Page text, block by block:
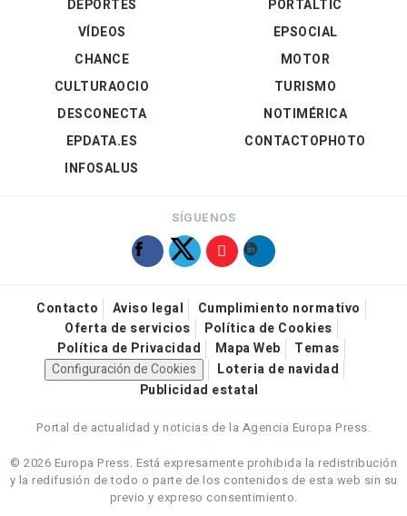
DEPORTES
VÍDEOS
PORTALTIC
EPSOCIAL
CHANCE
CULTURAOCIO
DESCONECTA
EPDATA.ES
INFOSALUS
MOTOR
TURISMO
NOTIMÉRICA
CONTACTOPHOTO
SÍGUENOS
Contacto Aviso legal
Cumplimiento normativo
Oferta de servicios
Política de Cookies
Política de Privacidad
Mapa Web
Temas
Configuración de Cookies
Loteria de navidad
Publicidad estatal
Portal de actualidad y noticias de la Agencia Europa Press.
© 2026 Europa Press. Está expresamente prohibida la redistribución
y la redifusión de todo o parte de los contenidos de esta web sin su
previo y expreso consentimiento.